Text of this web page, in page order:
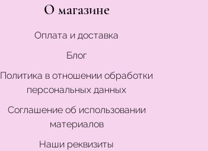
О магазине
Оплата и доставка
Блог
Политика в отношении обработки
персональных данных
Соглашение об использовании
материалов
Наши реквизиты